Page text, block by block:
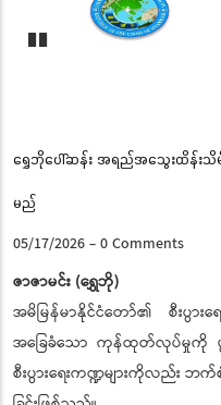
ရွှေဘိုပေါ်ဆန်း အရည်အသွေးထိန်းသိမ်း
မည်
05/17/2026-0 Comments
ဇာဇာမင်း (ရွှေဘို)
အမိမြန်မာနိုင်ငံတော်၏ စီးပွား
အခြေခံသော ကုန်ထုတ်လုပ်မှုကို ဖွံ့
စီးပွားရေးကဏ္ဍများကိုလည်း